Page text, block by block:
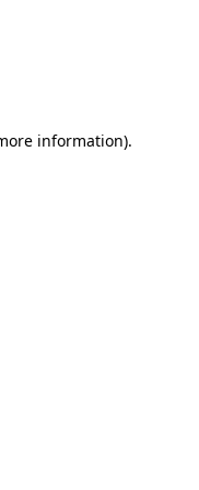
information).